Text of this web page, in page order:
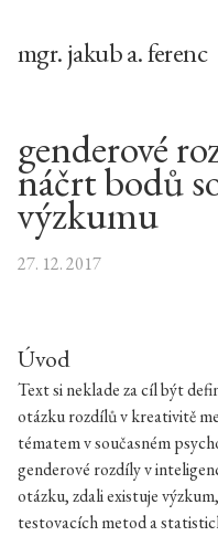
mgr. jakub a. ferenc
genderové
náčrt bodů
výzkumu
27. 12. 2017
Úvod
Text si neklade za cíl být
otázku rozdílů v kreativitě
tématem v současném
genderové rozdíly v
otázku, zdali existuje
testovacích metod a